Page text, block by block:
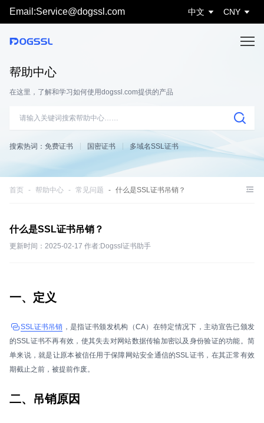
Email:Service@dogssl.com 中文 CNY
帮助中心
在这里，了解和学习如何使用dogssl.com提供的产品
搜索热词： 免费证书 国密证书 多域名SSL证书
首页 帮助中心 常见问题 什么是SSL证书吊销？
什么是SSL证书吊销？
更新时间：2025-02-17 作者:Dogssl证书助手
一、定义
SSL证书吊销 ，是指证书颁发机构（CA）在特定情况下，主动宣告已颁发
的SSL证书不再有效，使其失去对网站数据传输加密以及身份验证的功能。简
单来说，就是让原本被信任用于保障网站安全通信的SSL证书，在其正常有效
期截止之前，被提前作废。
二、吊销原因